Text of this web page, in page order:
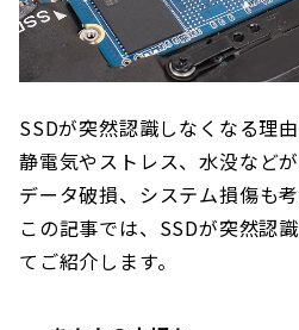
SSDが突然認識しなくなる理
静電気やストレス、水没など
データ破損、システム損傷も考
この記事では、SSDが突然認
てご紹介します。